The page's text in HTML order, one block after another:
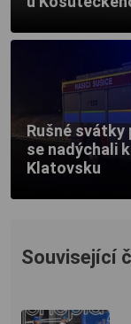
Rušné
se nadýchali
Klatovsku
Související